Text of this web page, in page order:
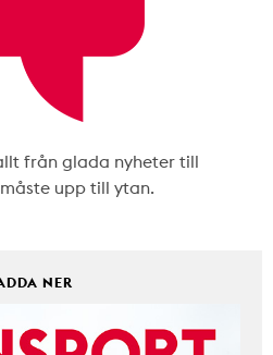
från glada nyheter till
upp till ytan.
NER